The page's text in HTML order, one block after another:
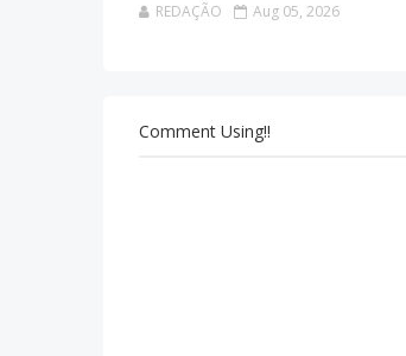
REDAÇÃO Aug 05, 2026
Comment Using!!